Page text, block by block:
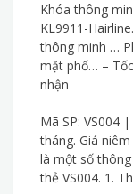
Khóa thông
KL9911-
thông minh …
mặt phố… –
nhận
Mã SP: VS004
tháng. Giá
là một số
thẻ VS004. 1.